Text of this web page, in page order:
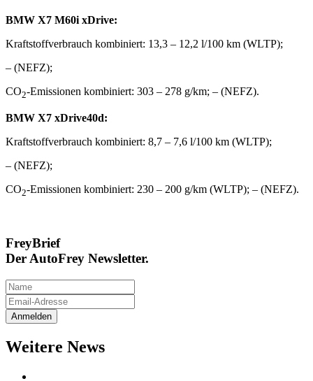
BMW X7 M60i xDrive:
Kraftstoffverbrauch kombiniert: 13,3 – 12,2 l/100 km (WLTP);
– (NEFZ);
CO2-Emissionen kombiniert: 303 – 278 g/km; – (NEFZ).
BMW X7 xDrive40d:
Kraftstoffverbrauch kombiniert: 8,7 – 7,6 l/100 km (WLTP);
– (NEFZ);
CO2-Emissionen kombiniert: 230 – 200 g/km (WLTP); – (NEFZ).
FreyBrief
Der AutoFrey Newsletter.
Weitere News